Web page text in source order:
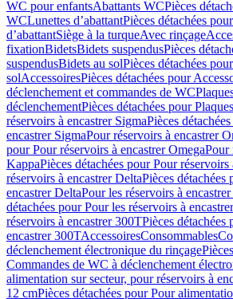
WC pour enfantsAbattants WCPièces
WCLunettes d’abattantPièces détachées
d’abattantSiège à la turqueAvec rinçage
fixationBidetsBidets suspendusPièces
suspendusBidets au solPièces détachées
solAccessoiresPièces détachées pour
déclenchement et commandes de WC
déclenchementPièces détachées pour
réservoirs à encastrer SigmaPièces
encastrer SigmaPour réservoirs à encastrer
pour Pour réservoirs à encastrer OmegaPour
KappaPièces détachées pour Pour
réservoirs à encastrer DeltaPièces détachées
encastrer DeltaPour les réservoirs à
détachées pour Pour les réservoirs à
réservoirs à encastrer 300TPièces détachées
encastrer 300TAccessoiresConsommables
déclenchement électronique du rinçage
Commandes de WC à déclenchement
alimentation sur secteur, pour réservoirs à
12 cmPièces détachées pour Pour